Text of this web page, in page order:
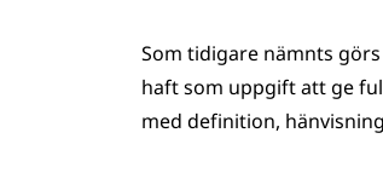
Som tidigare nämnts
haft som uppgift att ge
med definition,